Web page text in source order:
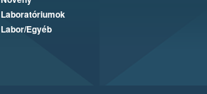
Laboratóriumok
Labor/Egyéb